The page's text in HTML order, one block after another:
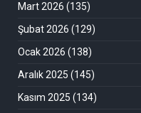
Mart 2026 (135)
Şubat 2026 (129)
Ocak 2026 (138)
Aralık 2025 (145)
Kasım 2025 (134)